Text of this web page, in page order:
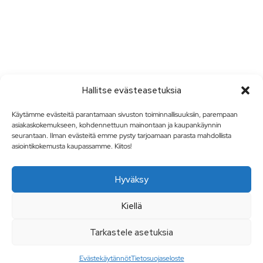
Hallitse evästeasetuksia
Käytämme evästeitä parantamaan sivuston toiminnallisuuksiin, parempaan
asiakaskokemukseen, kohdennettuun mainontaan ja kaupankäynnin
seurantaan. Ilman evästeitä emme pysty tarjoamaan parasta mahdollista
asiointikokemusta kaupassamme. Kiitos!
Hyväksy
Kiellä
Tarkastele asetuksia
EvästekäytännötTietosuojaseloste